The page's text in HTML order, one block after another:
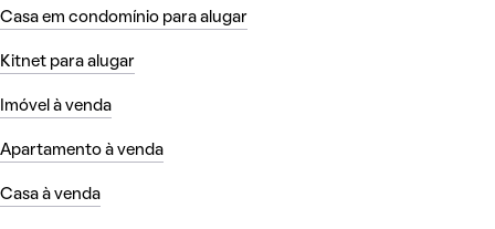
Casa em condomínio para alugar
Kitnet para alugar
Imóvel à venda
Apartamento à venda
Casa à venda